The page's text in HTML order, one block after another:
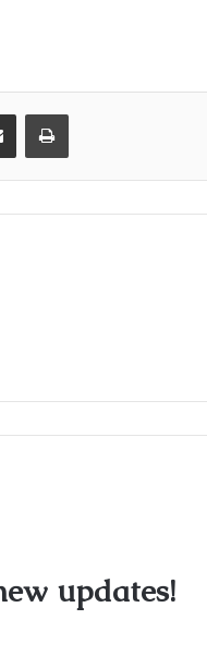
E-Posta ile paylaş Yazdır
updates!